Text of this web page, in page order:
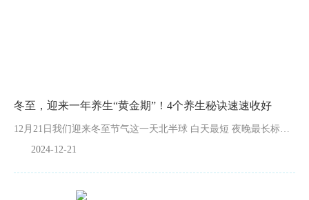
冬至，迎来一年养生“黄金期”！4个养生秘诀速速收好
12月21日我们迎来冬至节气这一天北半球 白天最短 夜晚最长标志着寒冬的到来冬至也是阴阳转换的关键节气，从冬至日开始，阳气渐增，新的循环开始，此时大家应调摄精神、谨慎起居、调养运动、饮食。1.调摄...
2024-12-21